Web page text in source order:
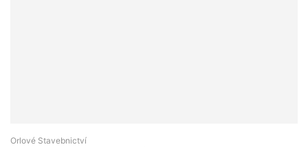
Orlové Stavebnictví